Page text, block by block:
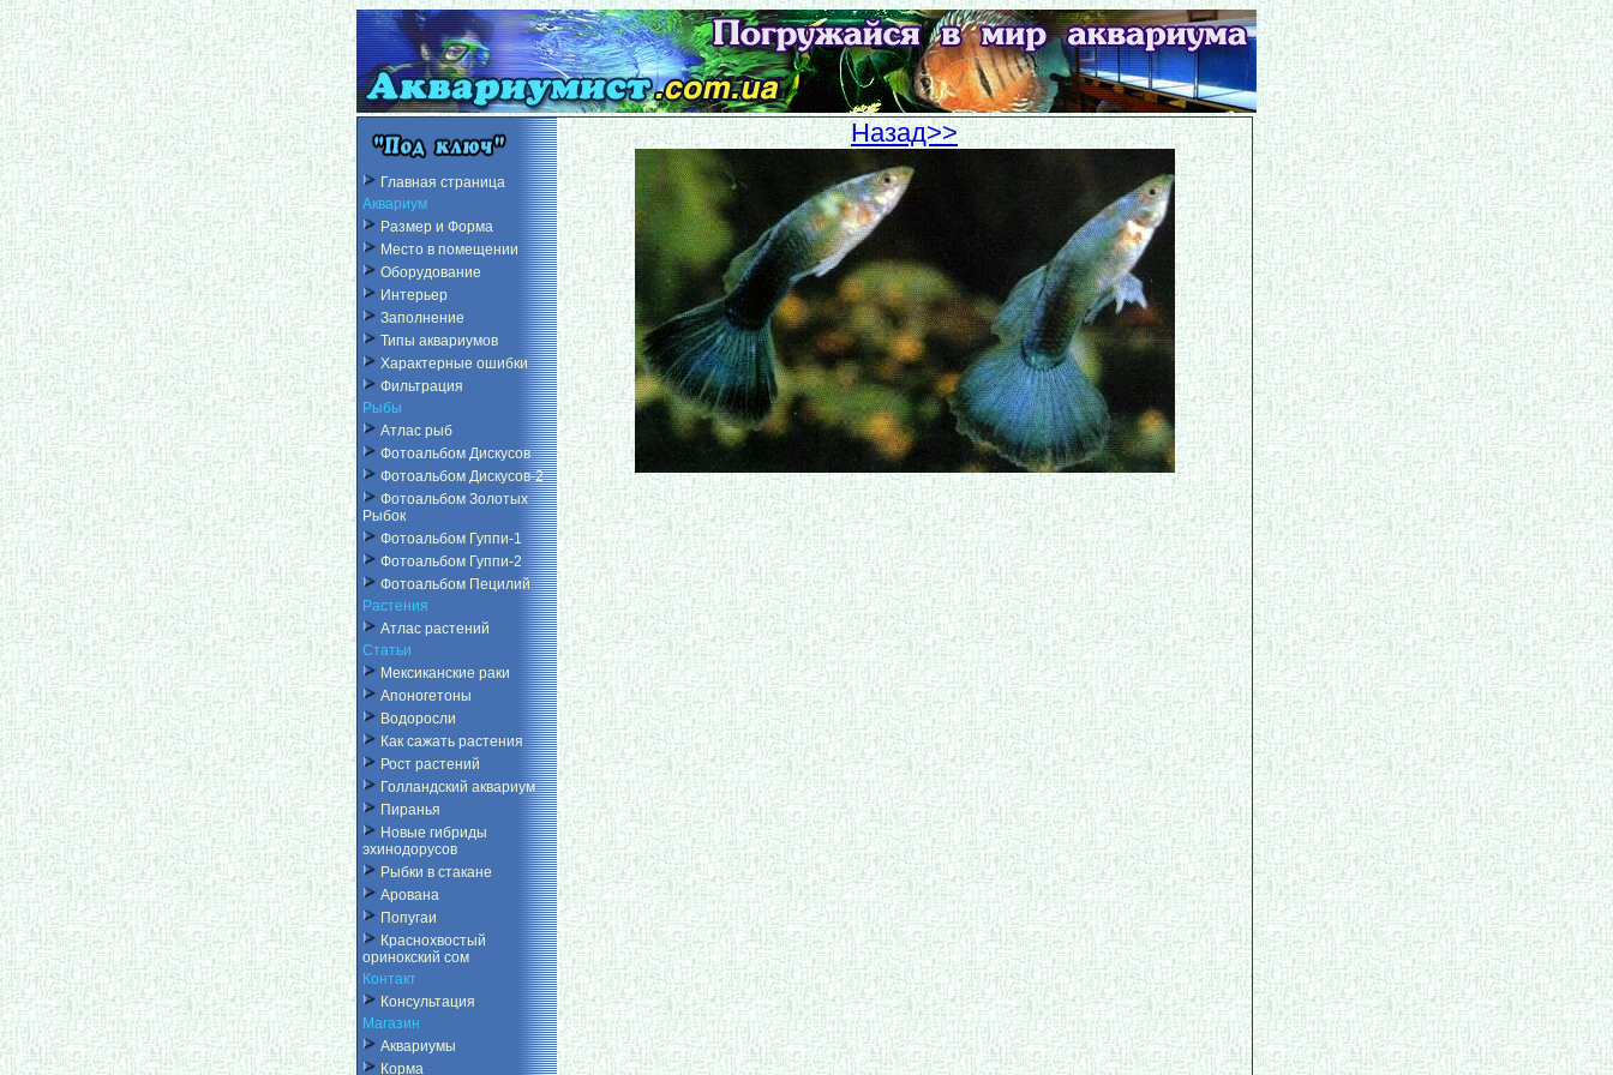
Главная страница
Аквариум
Размер и Форма
Место в помещении
Оборудование
Интерьер
Заполнение
Типы аквариумов
Характерные ошибки
Фильтрация
Рыбы
Атлас рыб
Фотоальбом Дискусов
Фотоальбом Дискусов-2
Фотоальбом Золотых
Рыбок
Фотоальбом Гуппи-1
Фотоальбом Гуппи-2
Фотоальбом Пецилий
Растения
Атлас растений
Статьи
Мексиканские раки
Апоногетоны
Водоросли
Как сажать растения
Рост растений
Голландский аквариум
Пиранья
Новые гибриды
эхинодорусов
Рыбки в стакане
Арована
Попугаи
Краснохвостый
оринокский сом
Контакт
Консультация
Магазин
Аквариумы
Корма
Hазад>>